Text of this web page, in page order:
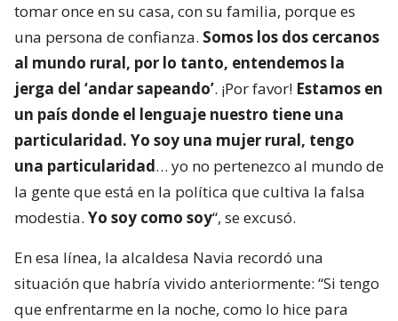
tomar once en su casa, con su familia, porque es
una persona de confianza. Somos los dos cercanos
al mundo rural, por lo tanto, entendemos la
jerga del ‘andar sapeando’. ¡Por favor! Estamos en
un país donde el lenguaje nuestro tiene una
particularidad. Yo soy una mujer rural, tengo
una particularidad… yo no pertenezco al mundo de
la gente que está en la política que cultiva la falsa
modestia. Yo soy como soy“, se excusó.
En esa línea, la alcaldesa Navia recordó una
situación que habría vivido anteriormente: “Si tengo
que enfrentarme en la noche, como lo hice para